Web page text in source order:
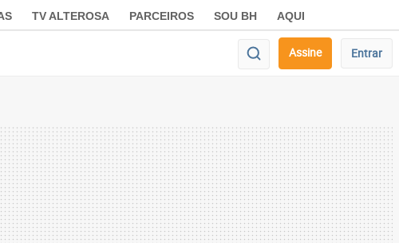
TV ALTEROSA PARCEIROS SOU BH AQUI
Assine Entrar